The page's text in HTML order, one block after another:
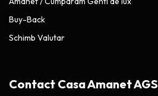
Buy-Back
Schimb Valutar
Contact Casa Amanet AGS